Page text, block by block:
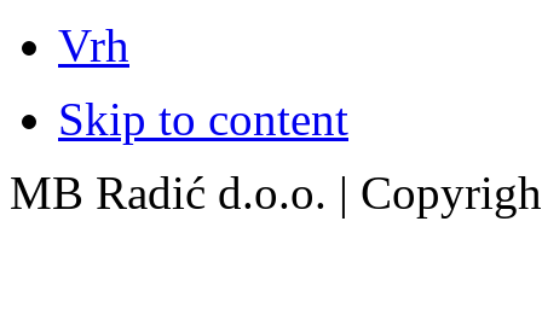
Vrh
Skip to content
MB Radić d.o.o. |